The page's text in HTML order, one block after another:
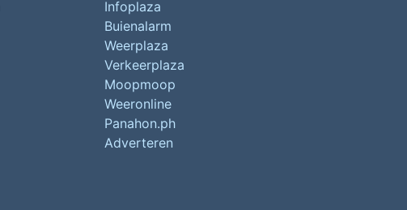
Infoplaza
Buienalarm
Weerplaza
Verkeerplaza
Moopmoop
Weeronline
Panahon.ph
Adverteren